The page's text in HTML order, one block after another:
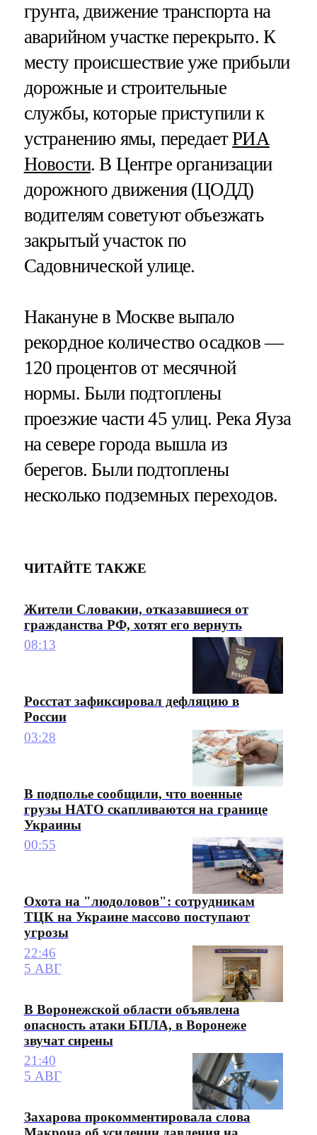
грунта, движение транспорта на
аварийном участке перекрыто. К
месту происшествие уже прибыли
дорожные и строительные
службы, которые приступили к
устранению ямы, передаетРИА
Новости. В Центре организации
дорожного движения (ЦОДД)
водителям советуют объезжать
закрытый участок по
Садовнической улице.
Накануне в Москве выпало
рекордное количество осадков —
120 процентов от месячной
нормы. Были подтоплены
проезжие части 45 улиц. Река Яуза
на севере города вышла из
берегов. Были подтоплены
несколько подземных переходов.
ЧИТАЙТЕ ТАКЖЕ
Жители Словакии, отказавшиеся от
гражданства РФ, хотят его вернуть
08:13
Росстат зафиксировал дефляцию в
России
03:28
В подполье сообщили, что военные
грузы НАТО скапливаются на границе
Украины
00:55
Охота на "людоловов": сотрудникам
ТЦК на Украине массово поступают
угрозы
22:46
5 АВГ
В Воронежской области объявлена
опасность атаки БПЛА, в Воронеже
звучат сирены
21:40
5 АВГ
Захарова прокомментировала слова